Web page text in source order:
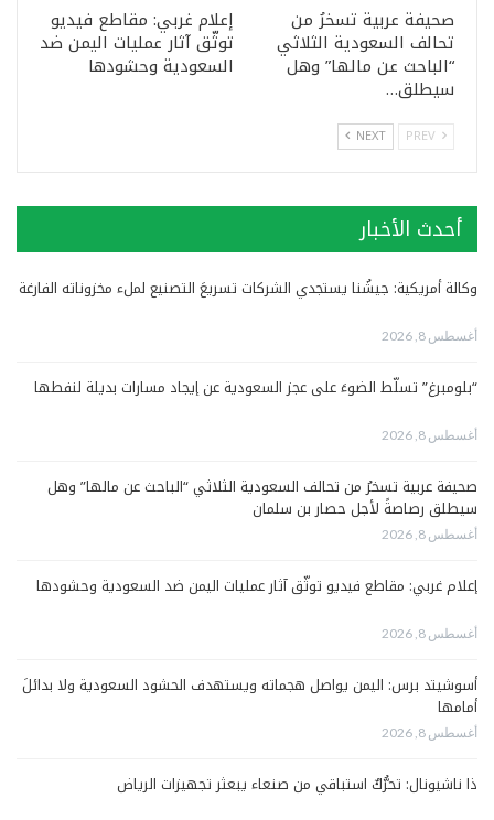
صحيفة عربية تسخرُ من
تحالف السعودية الثلاثي
“الباحث عن مالها” وهل
سيطلق…
إعلام غربي: مقاطع فيديو
توثّق آثار عمليات اليمن ضد
السعودية وحشودها
NEXT
أحدث الأخبار
وكالة أمريكية: جيشُنا يستجدي الشركات تسريعَ التصنيع لملء مخزوناته الفارغة
أغسطس 8, 2026
“بلومبرغ” تسلّط الضوءَ على عجز السعودية عن إيجاد مسارات بديلة لنفطها
أغسطس 8, 2026
صحيفة عربية تسخرُ من تحالف السعودية الثلاثي “الباحث عن مالها” وهل
سيطلق رصاصةً لأجل حصار بن سلمان
أغسطس 8, 2026
إعلام غربي: مقاطع فيديو توثّق آثار عمليات اليمن ضد السعودية وحشودها
أغسطس 8, 2026
أسوشيتد برس: اليمن يواصل هجماته ويستهدف الحشود السعودية ولا بدائلَ
أمامها
أغسطس 8, 2026
ذا ناشيونال: تحرُّكٌ استباقي من صنعاء يبعثر تجهيزات الرياض